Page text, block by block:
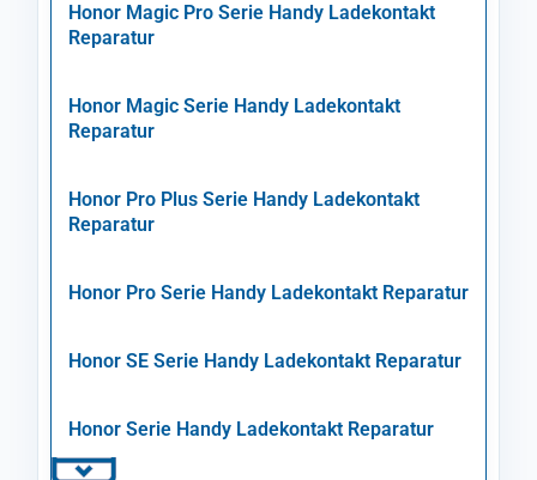
Honor Magic Pro Serie Handy Ladekontakt
Reparatur
Honor Magic Serie Handy Ladekontakt
Reparatur
Honor Pro Plus Serie Handy Ladekontakt
Reparatur
Honor Pro Serie Handy Ladekontakt Reparatur
Honor SE Serie Handy Ladekontakt Reparatur
Honor Serie Handy Ladekontakt Reparatur